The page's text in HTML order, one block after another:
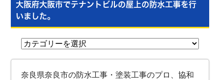
大阪府大阪市でテナントビルの屋上の防水工事を行
いました。
奈良県奈良市の防水工事・塗装工事のプロ、協和